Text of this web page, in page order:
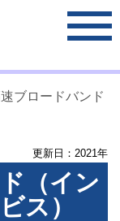
ブロードバンド
更新日： 2021 年
（イン
ス）